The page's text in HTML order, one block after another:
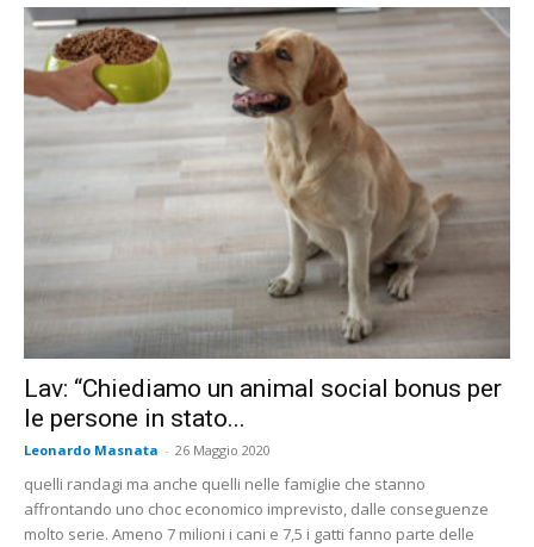
Lav: “Chiediamo un animal social bonus per
le persone in stato...
Leonardo Masnata - 26 Maggio 2020
quelli randagi ma anche quelli nelle famiglie che stanno
affrontando uno choc economico imprevisto, dalle conseguenze
molto serie. Ameno 7 milioni i cani e 7,5 i gatti fanno parte delle